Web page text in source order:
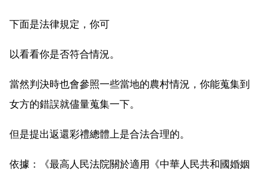
下面是法律規定，你可
以看看你是否符合情況。
當然判決時也會參照一些當地的農村情況，你能蒐集到
女方的錯誤就儘量蒐集一下。
但是提出返還彩禮總體上是合法合理的。
依據：《最高人民法院關於適用《中華人民共和國婚姻